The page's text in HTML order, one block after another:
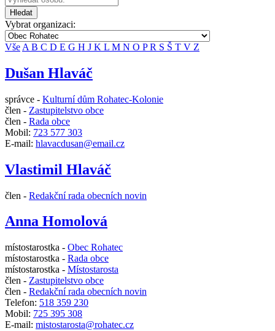
Hledat
Vybrat organizaci:
Vše A B C D E G H J K L M N O PR S Š T V Z
Dušan Hlaváč
správce - Kulturní dům Rohatec-Kolonie
člen - Zastupitelstvo obce
člen - Rada obce
Mobil: 723 577 303
E-mail: hlavacdusan@email.cz
Vlastimil Hlaváč
člen - Redakční rada obecních novin
Anna Homolová
místostarostka - Obec Rohatec
místostarostka - Rada obce
místostarostka - Místostarosta
člen - Zastupitelstvo obce
člen - Redakční rada obecních novin
Telefon: 518 359 230
Mobil: 725 395 308
E-mail: mistostarosta@rohatec.cz